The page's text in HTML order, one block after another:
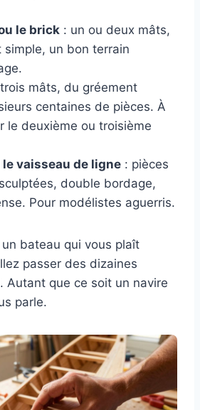
le brick : un ou deux mâts,
simple, un bon terrain
mâts, du gréement
centaines de pièces. À
le deuxième ou troisième
le vaisseau de ligne : pièces
double bordage,
Pour modélistes aguerris.
bateau qui vous plaît
passer des dizaines
Autant que ce soit un navire
parle.